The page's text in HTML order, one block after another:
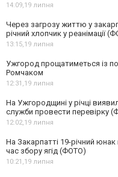
14:09,19 липня
Через загрозу життю у
річний хлопчик у реанімації
13:15,19 липня
Ужгород прощатиметься із
Ромчаком
12:31,19 липня
На Ужгородщині у річці
служби провести перевірку
12:02,19 липня
На Закарпатті 19-річний юнак
час збору ягід (ФОТО)
10:21,19 липня